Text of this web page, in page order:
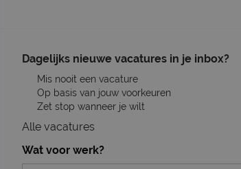
Dagelijks nieuwe vacatures in je inbox?
Mis nooit een vacature
Op basis van jouw voorkeuren
Zet stop wanneer je wilt
Alle vacatures
Wat voor werk?